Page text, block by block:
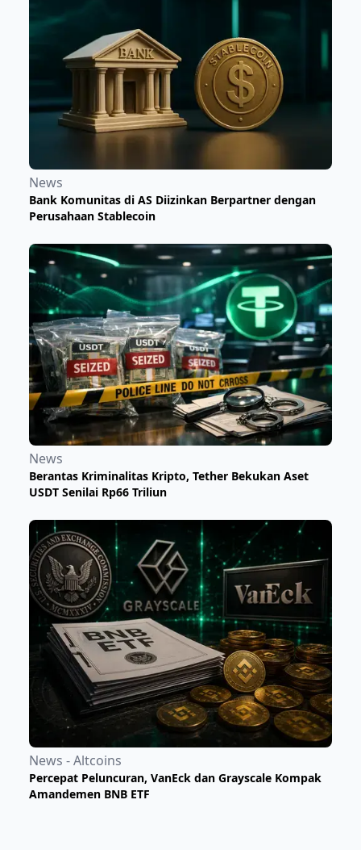
News
Bank Komunitas di AS Diizinkan Berpartner dengan
Perusahaan Stablecoin
News
Berantas Kriminalitas Kripto, Tether Bekukan Aset
USDT Senilai Rp66 Triliun
News - Altcoins
​Percepat Peluncuran, VanEck dan Grayscale Kompak
Amandemen BNB ETF